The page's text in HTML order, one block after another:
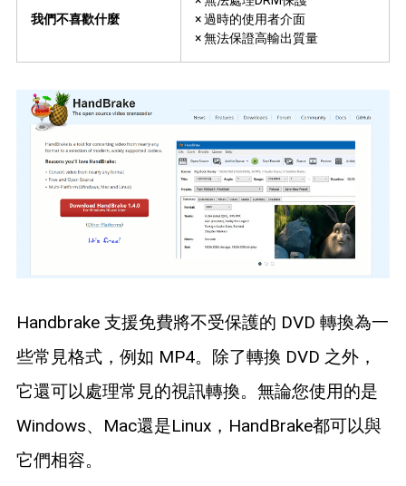
我們不喜歡什麼
× 過時的使用者介面
× 無法保證高輸出質量
Handbrake 支援免費將不受保護的 DVD 轉換為一
些常見格式，例如 MP4。除了轉換 DVD 之外，
它還可以處理常見的視訊轉換。無論您使用的是
Windows、Mac還是Linux，HandBrake都可以與
它們相容。